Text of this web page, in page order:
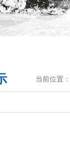
当前位置：